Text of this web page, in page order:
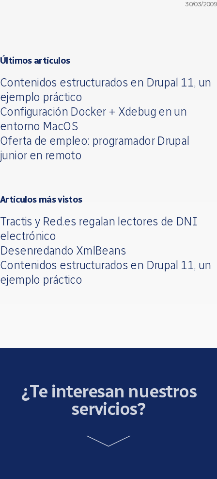
30/03/2009
Últimos artículos
Contenidos estructurados en Drupal 11, un
ejemplo práctico
Configuración Docker + Xdebug en un
entorno MacOS
Oferta de empleo: programador Drupal
junior en remoto
Artículos más vistos
Tractis y Red.es regalan lectores de DNI
electrónico
Desenredando XmlBeans
Contenidos estructurados en Drupal 11, un
ejemplo práctico
¿Te interesan nuestros
servicios?